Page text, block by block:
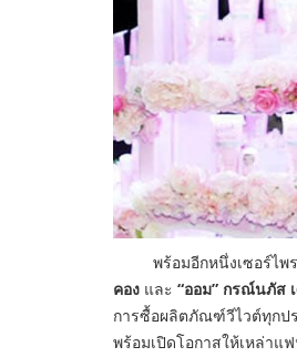
พร้อมอีกหนึ่งเซอร์ไพรส์
คอง และ “ออม” กรณ์นภัส
การซื้อผลิตภัณฑ์วีไวต์ทุกปร
พร้อมเปิดโอกาสให้เหล่า